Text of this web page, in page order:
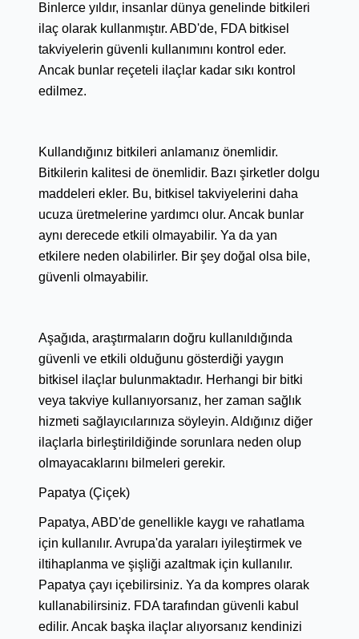
Binlerce yıldır, insanlar dünya genelinde bitkileri
ilaç olarak kullanmıştır. ABD'de, FDA bitkisel
takviyelerin güvenli kullanımını kontrol eder.
Ancak bunlar reçeteli ilaçlar kadar sıkı kontrol
edilmez.
Kullandığınız bitkileri anlamanız önemlidir.
Bitkilerin kalitesi de önemlidir. Bazı şirketler dolgu
maddeleri ekler. Bu, bitkisel takviyelerini daha
ucuza üretmelerine yardımcı olur. Ancak bunlar
aynı derecede etkili olmayabilir. Ya da yan
etkilere neden olabilirler. Bir şey doğal olsa bile,
güvenli olmayabilir.
Aşağıda, araştırmaların doğru kullanıldığında
güvenli ve etkili olduğunu gösterdiği yaygın
bitkisel ilaçlar bulunmaktadır. Herhangi bir bitki
veya takviye kullanıyorsanız, her zaman sağlık
hizmeti sağlayıcılarınıza söyleyin. Aldığınız diğer
ilaçlarla birleştirildiğinde sorunlara neden olup
olmayacaklarını bilmeleri gerekir.
Papatya (Çiçek)
Papatya, ABD'de genellikle kaygı ve rahatlama
için kullanılır. Avrupa'da yaraları iyileştirmek ve
iltihaplanma ve şişliği azaltmak için kullanılır.
Papatya çayı içebilirsiniz. Ya da kompres olarak
kullanabilirsiniz. FDA tarafından güvenli kabul
edilir. Ancak başka ilaçlar alıyorsanız kendinizi